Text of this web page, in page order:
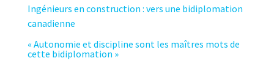
Ingénieurs en construction : vers une bidiplomation
canadienne
« Autonomie et discipline sont les maîtres mots de
cette bidiplomation »